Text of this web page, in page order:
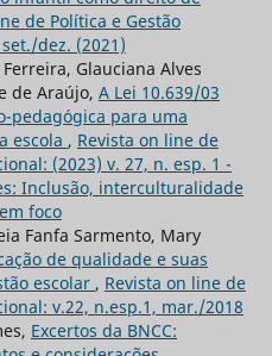
de Política e Gestão
dez. (2021)
Glauciana Alves
de Araújo, A Lei 10.639/03
pedagógica para uma
escola , Revista on line de
(2023) v. 27, n. esp. 1 -
Inclusão, interculturalidade
foco
Fanfa Sarmento, Mary
de qualidade e suas
escolar , Revista on line de
v.22, n.esp.1, mar./2018
Excertos da BNCC: